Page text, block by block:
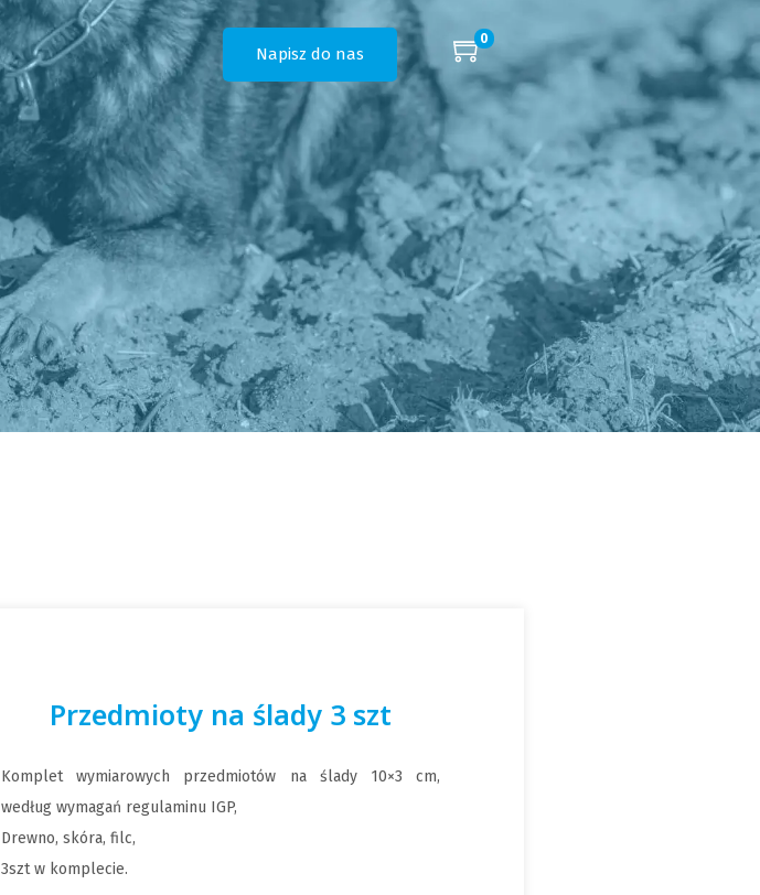
Napisz do nas
0
Przedmioty na ślady 3 szt
Komplet wymiarowych przedmiotów na ślady 10×3 cm,
według wymagań regulaminu IGP,
Drewno, skóra, filc,
3szt w komplecie.